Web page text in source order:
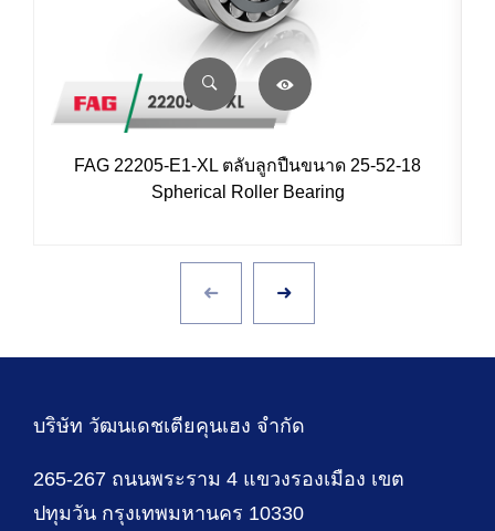
FAG 22205-E1-XL ตลับลูกปืนขนาด 25-52-18
Spherical Roller Bearing
บริษัท วัฒนเดชเตียคุนเฮง จำกัด
265-267 ถนนพระราม 4 แขวงรองเมือง เขต
ปทุมวัน กรุงเทพมหานคร 10330